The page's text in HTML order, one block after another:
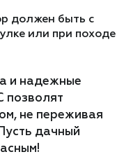
должен быть с
или при походе
и надежные
позволят
не переживая
дачный